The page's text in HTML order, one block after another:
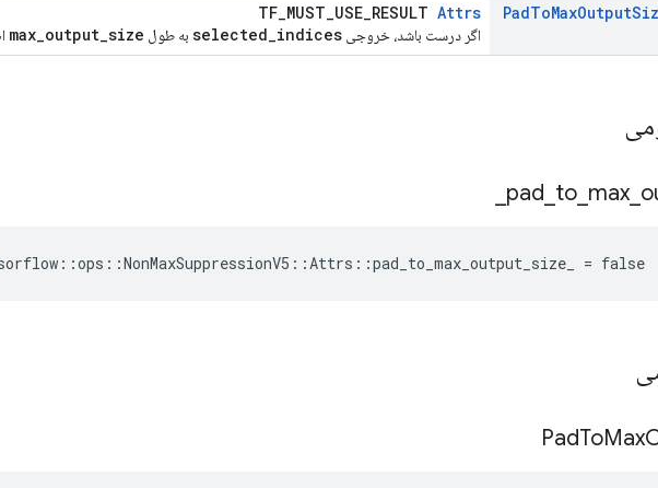
PadToMaxOutput
TF_MUST_USE_RESULT Attrs
اگر درست باشد، خروجی selected_indices به طول max_output_size
pad to max
= false
PadToMax